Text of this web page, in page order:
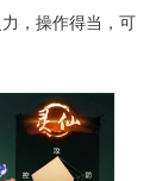
，操作得当，可